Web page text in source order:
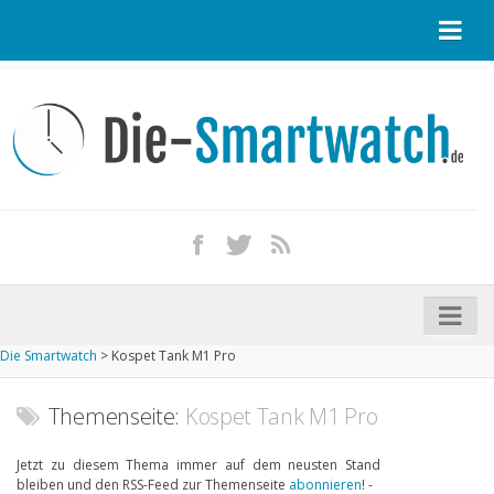
Kontakt / Tipp geben
Impressum
iPhone kaufen
Startseite
Aktuelle Smartwatches im Test
Die Smartwatch > Kospet Tank M1 Pro
Themenseite: Kospet Tank M1 Pro
Jetzt zu diesem Thema immer auf dem neusten Stand
bleiben und den RSS-Feed zur Themenseite abonnieren! -